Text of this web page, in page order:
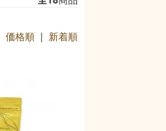
価格順 | 新着順